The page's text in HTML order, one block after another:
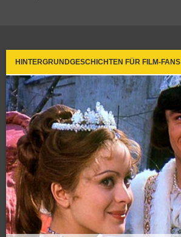
HINTERGRUNDGESCHICHTEN FÜR FILM-FANS